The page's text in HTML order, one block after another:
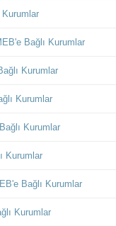
Kurumlar
Bağlı Kurumlar
Kurumlar
Kurumlar
Kurumlar
Kurumlar
Bağlı Kurumlar
Kurumlar